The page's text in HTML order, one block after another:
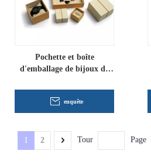
Pochette et boîte
d'emballage de bijoux de
enquête
1 2 Tour Page